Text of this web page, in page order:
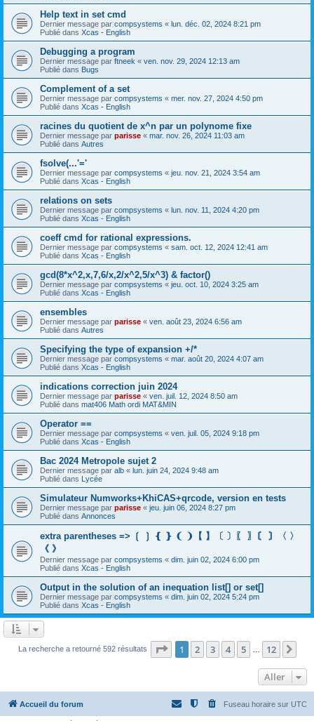
Help text in set cmd
Dernier message par compsystems « lun. déc. 02, 2024 8:21 pm
Publié dans Xcas - English
Debugging a program
Dernier message par ftneek « ven. nov. 29, 2024 12:13 am
Publié dans Bugs
Complement of a set
Dernier message par compsystems « mer. nov. 27, 2024 4:50 pm
Publié dans Xcas - English
racines du quotient de x^n par un polynome fixe
Dernier message par parisse « mar. nov. 26, 2024 11:03 am
Publié dans Autres
fsolve(...'='
Dernier message par compsystems « jeu. nov. 21, 2024 3:54 am
Publié dans Xcas - English
relations on sets
Dernier message par compsystems « lun. nov. 11, 2024 4:20 pm
Publié dans Xcas - English
coeff cmd for rational expressions.
Dernier message par compsystems « sam. oct. 12, 2024 12:41 am
Publié dans Xcas - English
gcd(8*x^2,x,7,6/x,2/x^2,5/x^3) & factor()
Dernier message par compsystems « jeu. oct. 10, 2024 3:25 am
Publié dans Xcas - English
ensembles
Dernier message par parisse « ven. août 23, 2024 6:56 am
Publié dans Autres
Specifying the type of expansion +/*
Dernier message par compsystems « mar. août 20, 2024 4:07 am
Publié dans Xcas - English
indications correction juin 2024
Dernier message par parisse « ven. juil. 12, 2024 8:50 am
Publié dans mat406 Math ordi MAT&MIN
Operator ==
Dernier message par compsystems « ven. juil. 05, 2024 9:18 pm
Publié dans Xcas - English
Bac 2024 Metropole sujet 2
Dernier message par alb « lun. juin 24, 2024 9:48 am
Publié dans Lycée
Simulateur Numworks+KhiCAS+qrcode, version en tests
Dernier message par parisse « jeu. juin 06, 2024 8:27 pm
Publié dans Annonces
extra parentheses => ❲ ❳ ❴ ❵ ❨ ❩【 】〔 〕〖 〗〘 〙〈 〉
《 》
Dernier message par compsystems « dim. juin 02, 2024 6:00 pm
Publié dans Xcas - English
Output in the solution of an inequation list[] or set[]
Dernier message par compsystems « dim. juin 02, 2024 5:24 pm
Publié dans Xcas - English
La recherche a retourné 592 résultats Page 1sur12
1 2 3 4 5 12
Aller
Accueil du forum Fuseau horaire sur UTC